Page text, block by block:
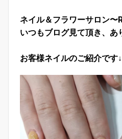
ネイル＆フラワーサロン〜
いつもブログ見て頂き、
お客様ネイルのご紹介です